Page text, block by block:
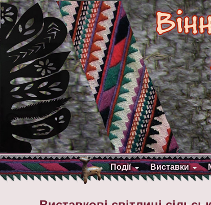
Події Виставки